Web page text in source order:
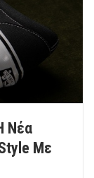
Νέα
Με